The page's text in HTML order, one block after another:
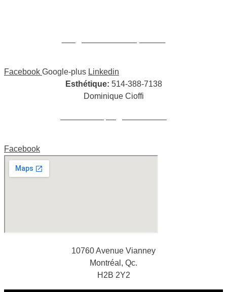
Facebook Google-plus Linkedin
Esthétique: 514-388-7138
Dominique Cioffi
Facebook
10760 Avenue Vianney
Montréal, Qc.
H2B 2Y2